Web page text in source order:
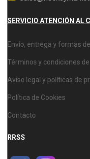
SERVICIO ATENCIÓN AL
Envío, entrega y formas
Términos y condiciones
Aviso legal y políticas de
Política de Cookies
Contacto
RRSS